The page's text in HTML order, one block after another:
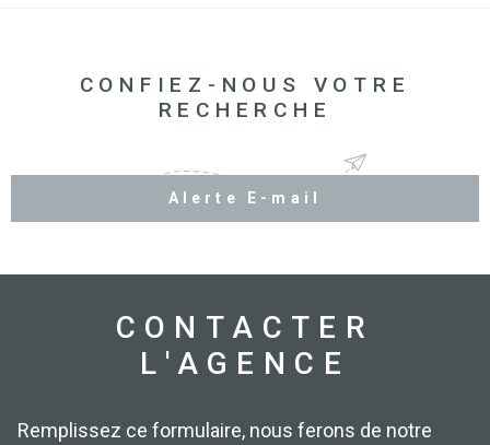
CONFIEZ-NOUS VOTRE
RECHERCHE
Alerte E-mail
CONTACTER
L'AGENCE
Remplissez ce formulaire, nous ferons de notre